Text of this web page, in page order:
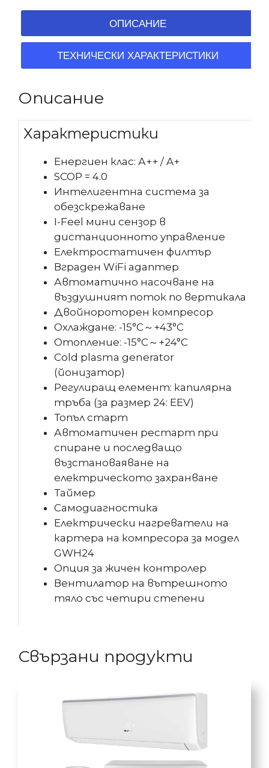
ОПИСАНИЕ
ТЕХНИЧЕСКИ ХАРАКТЕРИСТИКИ
Описание
Характеристики
Енергиен клас: А++ / A+
SCOP = 4.0
Интелигентна система за
обезскрежаване
I-Feel мини сензор в
дистанционното управление
Електростатичен филтър
Вграден WiFi адаптер
Автоматично насочване на
въздушният поток по вертикала
Двойнороторен компресор
Охлаждане: -15°C～+43°С
Отопление: -15°C～+24°C
Cold plasma generator
(йонизатор)
Регулиращ елемент: капилярна
тръба (за размер 24: EEV)
Топъл старт
Автоматичен рестарт при
спиране и последващо
възстановаяване на
електрическото захранване
Таймер
Самодиагностика
Електрически нагреватели на
картера на компресора за модел
GWH24
Опция за жичен контролер
Вентилатор на вътрешното
тяло със четири степени
Свързани продукти